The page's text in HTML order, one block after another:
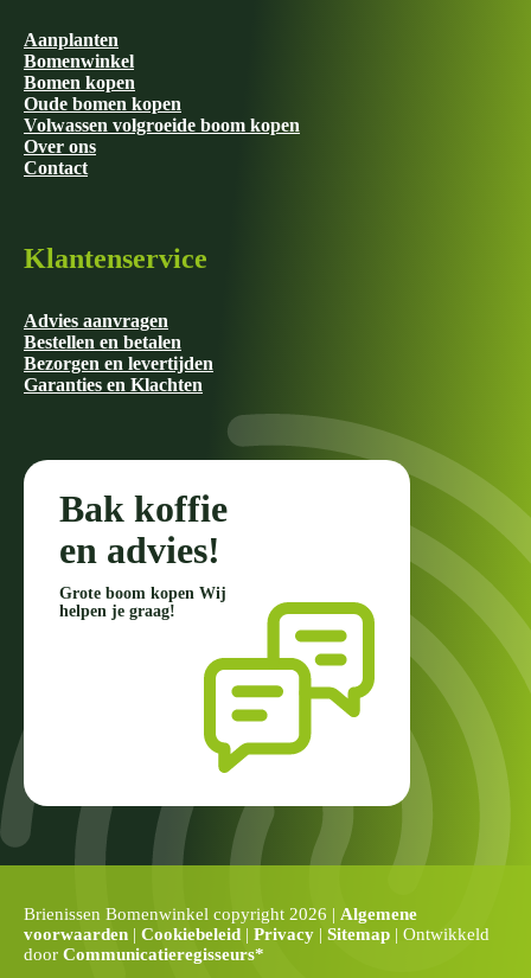
Aanplanten
Bomenwinkel
Bomen kopen
Oude bomen kopen
Volwassen volgroeide boom kopen
Over ons
Contact
Klantenservice
Advies aanvragen
Bestellen en betalen
Bezorgen en levertijden
Garanties en Klachten
Bak koffie
en advies!
Grote boom kopen Wij
helpen je graag!
Brienissen Bomenwinkel copyright 2026 | Algemene
voorwaarden | Cookiebeleid | Privacy | Sitemap | Ontwikkeld
door Communicatieregisseurs*